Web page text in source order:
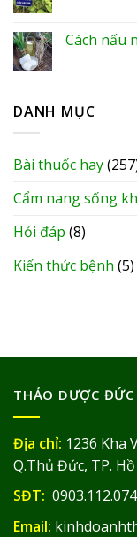
Cách nấu
DANH MỤC
Bài thuốc hay
Cẩm nang sống
Hỏi đáp (8)
Kiến thức bệnh (5)
THẢO DƯỢC
Địa chỉ: 1236 Kha
Q.Thủ Đức, TP.
SĐT:
Email: